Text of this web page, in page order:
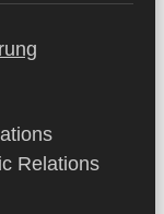
Relations